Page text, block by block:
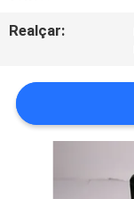
MAPA
DO
PRIVACY
Realçar: